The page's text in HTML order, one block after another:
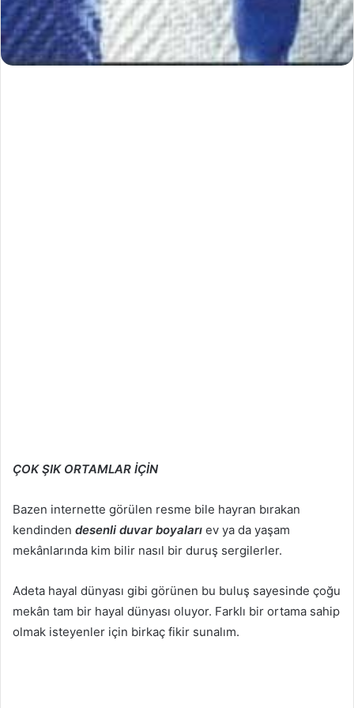
ÇOK ŞIK ORTAMLAR İÇİN
Bazen internette görülen resme bile hayran bırakan
kendinden desenli duvar boyaları ev ya da yaşam
mekânlarında kim bilir nasıl bir duruş sergilerler.
Adeta hayal dünyası gibi görünen bu buluş sayesinde çoğu
mekân tam bir hayal dünyası oluyor. Farklı bir ortama sahip
olmak isteyenler için birkaç fikir sunalım.